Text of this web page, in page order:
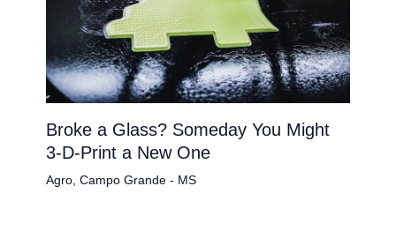
Broke a Glass? Someday You Might
3-D-Print a New One
Agro, Campo Grande - MS